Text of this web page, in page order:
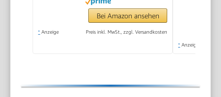
Bei Amazon ansehen
* Anzeige Preis inkl. MwSt., zzgl. Versandkosten
* Anzeige